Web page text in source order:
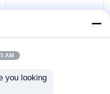
AM
you looking